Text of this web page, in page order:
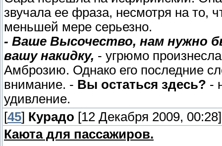
звучала ее фраза, несмотря на то,
меньшей мере серьезно.
- Ваше Высочество, нам нужно
вашу накидку, - угрюмо
Амброзию. Однако его последние
внимание. - Вы остаться здесь? -
удивление.
[45] Курадо [12 Декабря 2009, 00:28]
Каюта для пассажиров.